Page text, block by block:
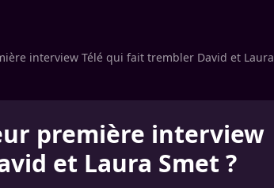
interview Télé qui fait trembler David et Laura
première interview
et Laura Smet ?